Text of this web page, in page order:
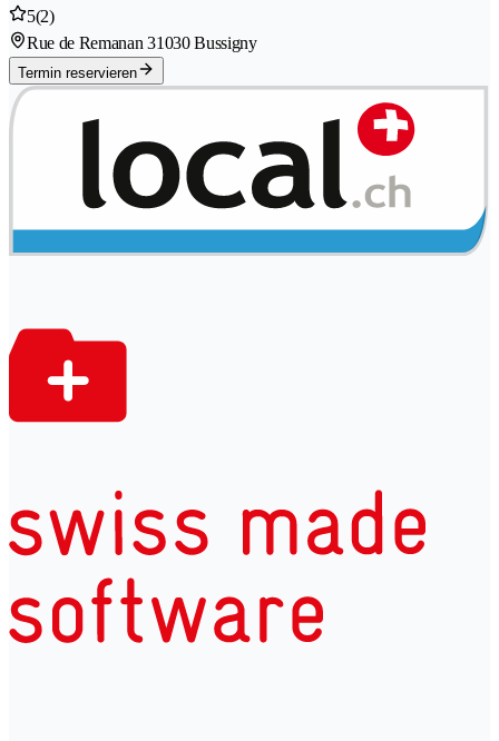
5(2)
Rue de Remanan 31030 Bussigny
Termin reservieren